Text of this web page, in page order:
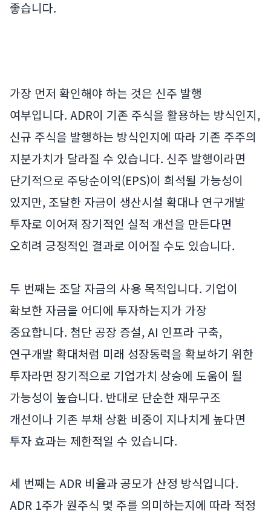
좋습니다.
가장 먼저 확인해야 하는 것은 신주 발행
여부입니다. ADR이 기존 주식을 활용하는 방식인지,
신규 주식을 발행하는 방식인지에 따라 기존 주주의
지분가치가 달라질 수 있습니다. 신주 발행이라면
단기적으로 주당순이익(EPS)이 희석될 가능성이
있지만, 조달한 자금이 생산시설 확대나 연구개발
투자로 이어져 장기적인 실적 개선을 만든다면
오히려 긍정적인 결과로 이어질 수도 있습니다.
두 번째는 조달 자금의 사용 목적입니다. 기업이
확보한 자금을 어디에 투자하는지가 가장
중요합니다. 첨단 공장 증설, AI 인프라 구축,
연구개발 확대처럼 미래 성장동력을 확보하기 위한
투자라면 장기적으로 기업가치 상승에 도움이 될
가능성이 높습니다. 반대로 단순한 재무구조
개선이나 기존 부채 상환 비중이 지나치게 높다면
투자 효과는 제한적일 수 있습니다.
세 번째는 ADR 비율과 공모가 산정 방식입니다.
ADR 1주가 원주식 몇 주를 의미하는지에 따라 적정